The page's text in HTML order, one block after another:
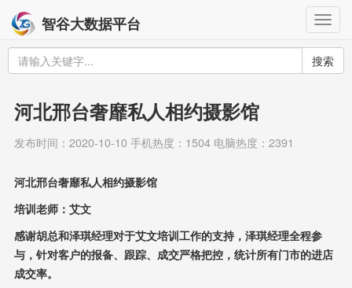
智谷大数据平台
搜索
河北邢台奢靡私人相约摄影馆
发布时间：2020-10-10 手机热度：1504 电脑热度：2391
河北邢台奢靡私人相约摄影馆
培训老师：艾文
感谢胡总和泽琪经理对于艾文培训工作的支持，泽琪经理全程参
与，针对客户的报备、跟踪、成交严格把控，统计所有门市的进店
成交率。